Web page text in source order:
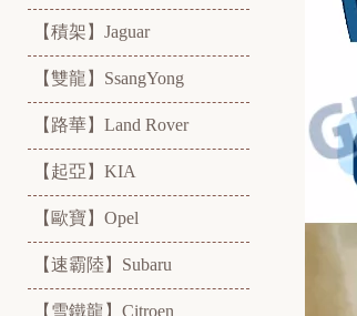
【積架】Jaguar
【雙龍】SsangYong
【路華】Land Rover
【起亞】KIA
【歐寶】Opel
【速霸陸】Subaru
【雪鐵龍】Citroen